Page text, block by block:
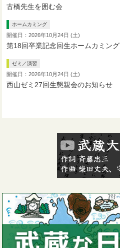
古橋先生を囲む会
ホームカミング
開催日：2026年10月24日 (土)
第18回卒業記念回生ホームカミング
ゼミ／演習
開催日：2026年10月24日 (土)
西山ゼミ27回生懇親会のお知らせ